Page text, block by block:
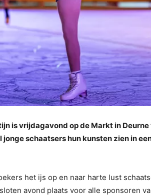
is vrijdagavond op de Markt in
jonge schaatsers hun kunsten zien in
het ijs op en naar harte lust
avond plaats voor alle sponsoren